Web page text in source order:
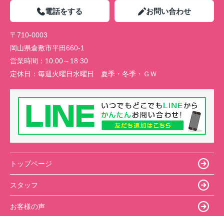
電話をする お問い合わせ
〒710-0003
岡山県倉敷市平田660-1
営業時間： 10:00～18:30
定休日： 毎週火曜日水曜日 夏季・冬季・ＧＷ
トップページ
スタッフ
お客様の声